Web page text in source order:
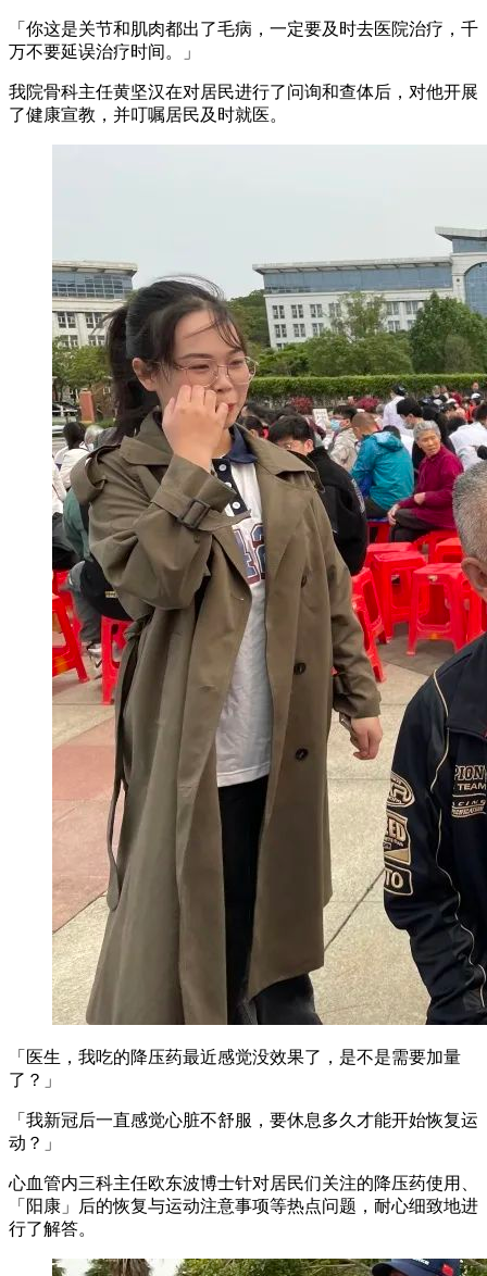
「你这是关节和肌肉都出了毛病，一定要及时去医院治疗，千
万不要延误治疗时间。」
我院骨科主任黄坚汉在对居民进行了问询和查体后，对他开展
了健康宣教，并叮嘱居民及时就医。
「医生，我吃的降压药最近感觉没效果了，是不是需要加量
了？」
「我新冠后一直感觉心脏不舒服，要休息多久才能开始恢复运
动？」
心血管内三科主任欧东波博士针对居民们关注的降压药使用、
「阳康」后的恢复与运动注意事项等热点问题，耐心细致地进
行了解答。